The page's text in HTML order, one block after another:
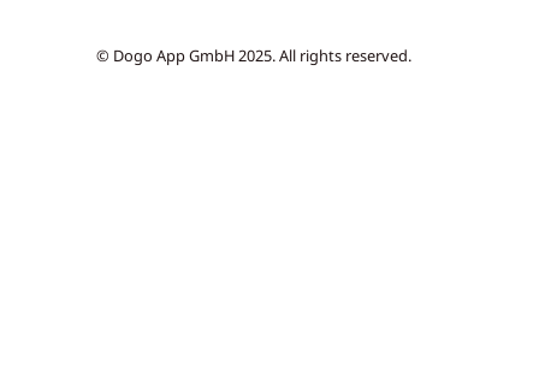
© Dogo App GmbH 2025. All rights reserved.